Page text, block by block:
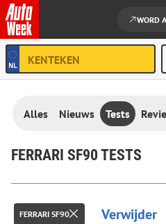
Ga naar de inhoud
WORD
Alles Nieuws Tests
FERRARI SF90 TESTS
FERRARI SF90 Verwijder